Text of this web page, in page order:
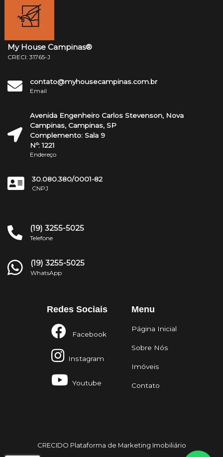
My House Campinas®
CRECI: 31765-J
contato@myhousecampinas.com.br
Email
Avenida Engenheiro Carlos Stevenson, Nova
Campinas, Campinas, SP
Complemento: Sala 9
Nº: 1221
Endereço
30.080.380/0001-82
CNPJ
(19) 3255-5025
Telefone
(19) 3255-5025
WhatsApp
Redes Sociais
Facebook
Instagram
Youtube
Menu
Página Inicial
Sobre Nós
Imóveis
Contato
CRECIDO Plataforma de Marketing Imobiliário